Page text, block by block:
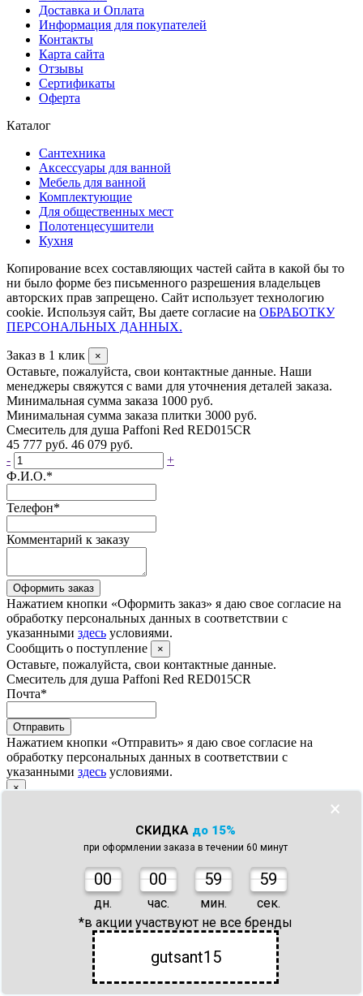
СКИДКА до 15%
при оформлении заказа в течении 60 минут
00
дн.
00
час.
59
мин.
59
сек.
*в акции участвуют не все бренды
gutsant15
×
Доставка и Оплата
Информация для покупателей
Контакты
Карта сайта
Отзывы
Сертификаты
Оферта
Каталог
Сантехника
Аксессуары для ванной
Мебель для ванной
Комплектующие
Для общественных мест
Полотенцесушители
Кухня
Копирование всех составляющих частей сайта в какой бы то
ни было форме без письменного разрешения владельцев
авторских прав запрещено. Сайт использует технологию
cookie. Используя сайт, Вы даете согласие на ОБРАБОТКУ
ПЕРСОНАЛЬНЫХ ДАННЫХ.
Заказ в 1 клик ×
Оставьте, пожалуйста, свои контактные данные. Наши
менеджеры свяжутся с вами для уточнения деталей заказа.
Минимальная сумма заказа 1000 руб.
Минимальная сумма заказа плитки 3000 руб.
Смеситель для душа Paffoni Red RED015CR
45 777 руб. 46 079 руб.
-
+
Ф.И.О.*
Телефон*
Комментарий к заказу
Оформить заказ
Нажатием кнопки «Оформить заказ» я даю свое согласие на
обработку персональных данных в соответствии с
указанными здесь условиями.
Сообщить о поступление
×
Оставьте, пожалуйста, свои контактные данные.
Смеситель для душа Paffoni Red RED015CR
Почта*
Отправить
Нажатием кнопки «Отправить» я даю свое согласие на
обработку персональных данных в соответствии с
указанными здесь условиями.
×
В ближайшее время наш менеджер свяжется с вами.
Товар добавлен в корзину
Прогулочная коляска Jetem Lugano (белый/коричневый) x1